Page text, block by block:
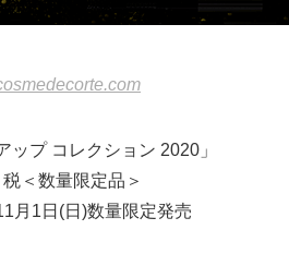
ップ コレクション 2020」
＜数量限定品＞
月1日(日)数量限定発売